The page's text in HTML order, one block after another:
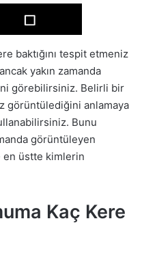
baktığını tespit etmeniz
yakın zamanda
görebilirsiniz. Belirli bir
görüntülediğini anlamaya
Bunu
görüntüleyen
üstte kimlerin
Kaç Kere